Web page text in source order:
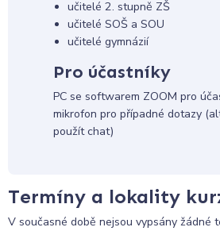
učitelé 2. stupně ZŠ
učitelé SOŠ a SOU
učitelé gymnázií
Pro účastníky
PC se softwarem ZOOM pro
mikrofon pro případné dotazy
použít chat)
Termíny a lokality
V současné době nejsou vypsány žádné